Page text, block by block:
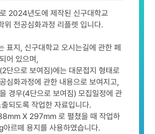
2024년도에 제작된 신구대학교
전공심화과정 리플렛 입니다.
표지, 신구대학교 오시는길에 관한 페
어 있으며,
단으로 보여짐)에는 대문접지 형태로
심화과정에 관한 내용으로 보여지고,
경우(4단으로 보여짐) 모집일정에 관
되도록 작업한 자료입니다.
X 297mm 로 펼쳤을 때 작업하
르떼 용지를 사용하였습니다.